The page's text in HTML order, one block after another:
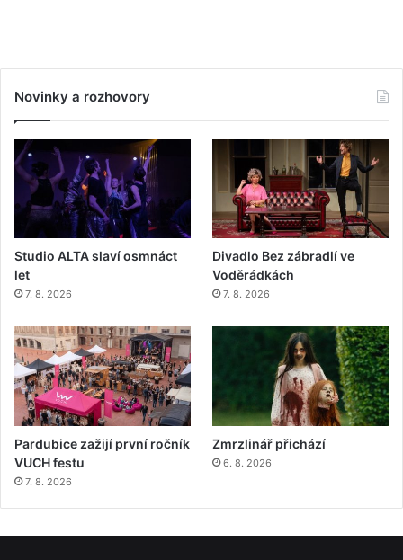
Novinky a rozhovory
Studio ALTA slaví osmnáct
let
7. 8. 2026
Divadlo Bez zábradlí ve
Voděrádkách
7. 8. 2026
Pardubice zažijí první ročník
VUCH festu
7. 8. 2026
Zmrzlinář přichází
6. 8. 2026